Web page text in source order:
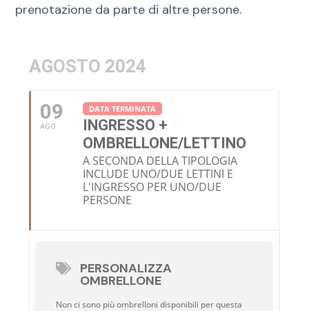
prenotazione da parte di altre persone.
AGOSTO 2024
09
AGO
DATA TERMINATA
INGRESSO +
OMBRELLONE/LETTINO
A SECONDA DELLA TIPOLOGIA
INCLUDE UNO/DUE LETTINI E
L'INGRESSO PER UNO/DUE
PERSONE
PERSONALIZZA
OMBRELLONE
Non ci sono più ombrelloni disponibili per questa